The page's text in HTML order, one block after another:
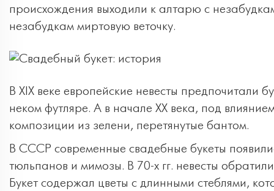
происхождения выходили к алтарю с
незабудкам миртовую веточку.
В XIX веке европейские невесты предпочитали
неком футляре. А в начале XX века, под
композиции из зелени, перетянутые бантом.
В СССР современные свадебные букеты
тюльпанов и мимозы. В 70-х гг. невесты
Букет содержал цветы с длинными стеблями,